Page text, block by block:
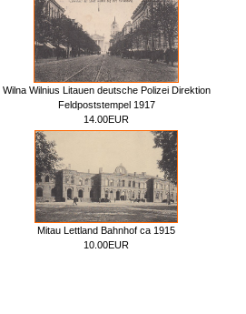
Wilna Wilnius Litauen deutsche Polizei Direktion
Feldpoststempel 1917
14.00EUR
Mitau Lettland Bahnhof ca 1915
10.00EUR